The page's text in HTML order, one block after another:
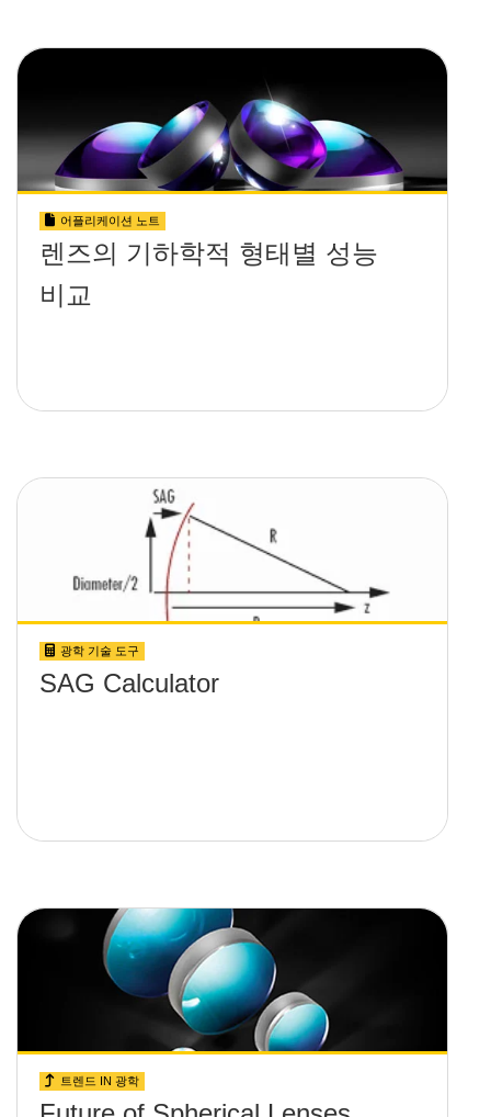
어플리케이션 노트
렌즈의 기하학적 형태별 성능
비교
광학 기술 도구
SAG Calculator
트렌드 IN 광학